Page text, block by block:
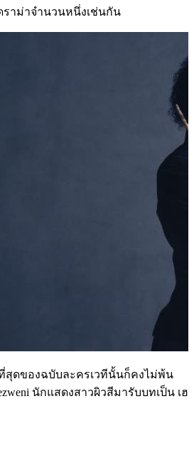
าม่าจำนวนหนึ่งเช่นกัน
สุดของฉบับละครเวทีนั้นก็คงไม่พ้น
นักแสดงสาวผิวสีมารับบทเป็น เฮ